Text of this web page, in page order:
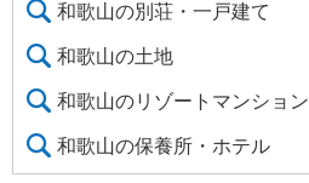
和歌山の別荘・一戸建て
和歌山の土地
和歌山のリゾートマンション
和歌山の保養所・ホテル